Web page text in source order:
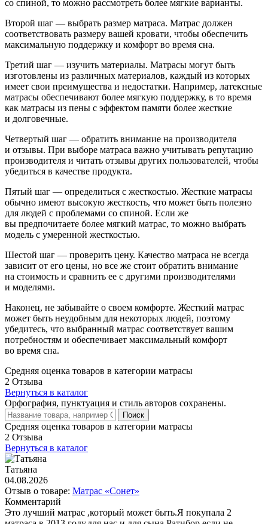
со спиной, то можно рассмотреть более мягкие варианты.
Второй шаг — выбрать размер матраса. Матрас должен
соответствовать размеру вашей кровати, чтобы обеспечить
максимальную поддержку и комфорт во время сна.
Третий шаг — изучить материалы. Матрасы могут быть
изготовлены из различных материалов, каждый из которых
имеет свои преимущества и недостатки. Например, латексные
матрасы обеспечивают более мягкую поддержку, в то время
как матрасы из пены с эффектом памяти более жесткие
и долговечные.
Четвертый шаг — обратить внимание на производителя
и отзывы. При выборе матраса важно учитывать репутацию
производителя и читать отзывы других пользователей, чтобы
убедиться в качестве продукта.
Пятый шаг — определиться с жесткостью. Жесткие матрасы
обычно имеют высокую жесткость, что может быть полезно
для людей с проблемами со спиной. Если же
вы предпочитаете более мягкий матрас, то можно выбрать
модель с умеренной жесткостью.
Шестой шаг — проверить цену. Качество матраса не всегда
зависит от его цены, но все же стоит обратить внимание
на стоимость и сравнить ее с другими производителями
и моделями.
Наконец, не забывайте о своем комфорте. Жесткий матрас
может быть неудобным для некоторых людей, поэтому
убедитесь, что выбранный матрас соответствует вашим
потребностям и обеспечивает максимальный комфорт
во время сна.
Средняя оценка товаров в категории матрасы
2 Отзыва
Вернуться в каталог
Орфография, пунктуация и стиль авторов сохранены.
Поиск
Средняя оценка товаров в категории матрасы
2 Отзыва
Вернуться в каталог
Татьяна
04.08.2026
Отзыв о товаре: Матрас «Сонет»
Комментарий
Это лучший матрас ,который может быть.Я покупала 2